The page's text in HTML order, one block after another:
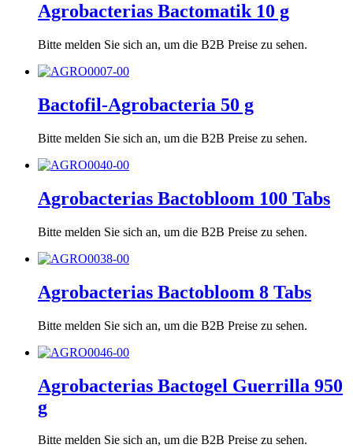
Agrobacterias Bactomatik 10 g
Bitte melden Sie sich an, um die B2B Preise zu sehen.
Bactofil-Agrobacteria 50 g
Bitte melden Sie sich an, um die B2B Preise zu sehen.
Agrobacterias Bactobloom 100 Tabs
Bitte melden Sie sich an, um die B2B Preise zu sehen.
Agrobacterias Bactobloom 8 Tabs
Bitte melden Sie sich an, um die B2B Preise zu sehen.
Agrobacterias Bactogel Guerrilla 950
g
Bitte melden Sie sich an, um die B2B Preise zu sehen.